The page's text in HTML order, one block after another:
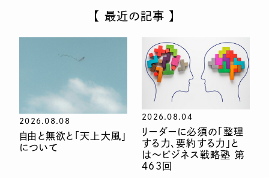
【 最近の記事 】
2026.08.08
自由と無欲と「天上大風」
について
2026.08.04
リーダーに必須の「整理
する力、要約する力」と
は〜ビジネス戦略塾 第
463回